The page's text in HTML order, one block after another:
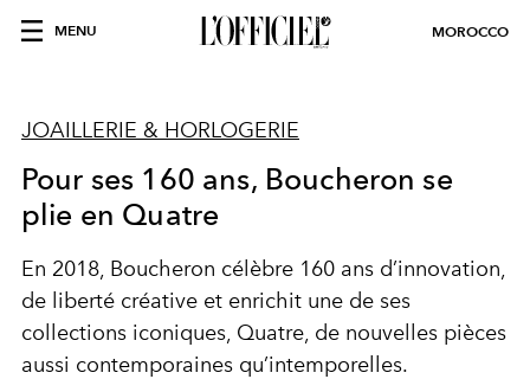
MENU MOROCCO
JOAILLERIE & HORLOGERIE
Pour ses 160 ans, Boucheron se
plie en Quatre
En 2018, Boucheron célèbre 160 ans d’innovation,
de liberté créative et enrichit une de ses
collections iconiques, Quatre, de nouvelles pièces
aussi contemporaines qu’intemporelles.